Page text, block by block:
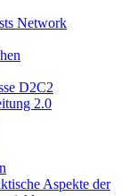
Network
D2C2
2.0
Aspekte der